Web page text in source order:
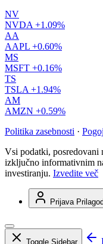
NV
NVDA +1.09%
AA
AAPL +0.60%
MS
MSFT +0.16%
TS
TSLA +1.94%
AM
AMZN +0.59%
Politika zasebnosti ·
Vsi podatki, posredovani
izključno informativnim
investiranju. Izvedite več
Prijava
Toggle Sidebar